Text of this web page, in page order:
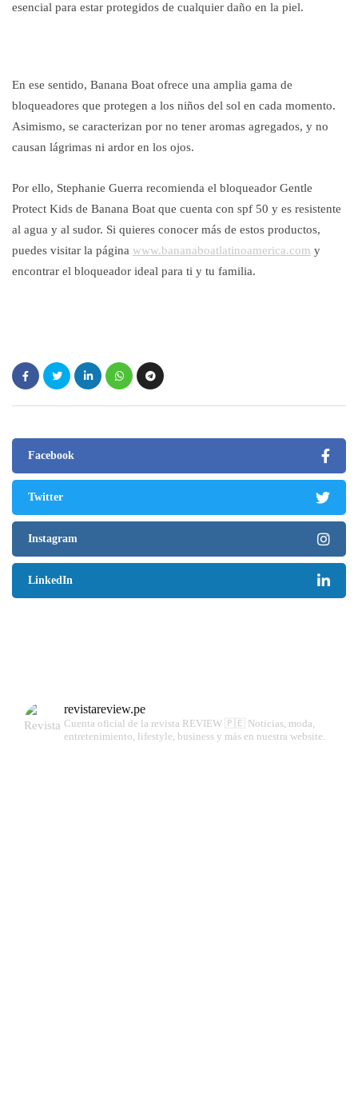
esencial para estar protegidos de cualquier daño en la piel.
En ese sentido, Banana Boat ofrece una amplia gama de
bloqueadores que protegen a los niños del sol en cada momento.
Asimismo, se caracterizan por no tener aromas agregados, y no
causan lágrimas ni ardor en los ojos.
Por ello, Stephanie Guerra recomienda el bloqueador Gentle
Protect Kids de Banana Boat que cuenta con spf 50 y es resistente
al agua y al sudor. Si quieres conocer más de estos productos,
puedes visitar la página www.bananaboatlatinoamerica.com y
encontrar el bloqueador ideal para ti y tu familia.
Facebook
Twitter
Instagram
LinkedIn
revistareview.pe
Cuenta oficial de la revista REVIEW 🇵🇪 Noticias, moda,
entretenimiento, lifestyle, business y más en nuestra website.